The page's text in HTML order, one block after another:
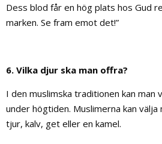
Dess blod får en hög plats hos Gud
marken. Se fram emot det!”
6. Vilka djur ska man offra?
I den muslimska traditionen kan man
under högtiden. Muslimerna kan
tjur, kalv, get eller en kamel.